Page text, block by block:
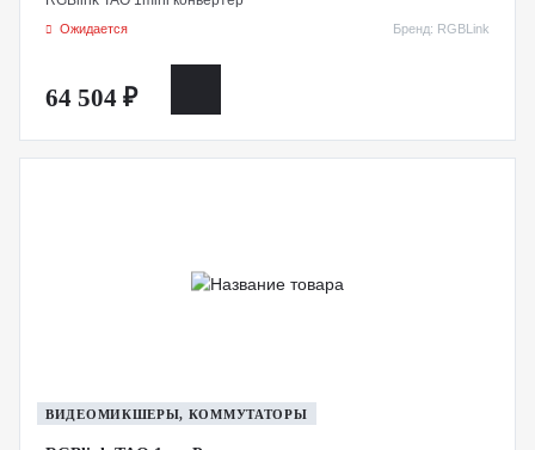
Ожидается Бренд: RGBLink
64 504 ₽
ВИДЕОМИКШЕРЫ, КОММУТАТОРЫ